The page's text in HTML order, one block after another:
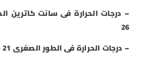
26
– درجات الحرارة فى الطور الصغرى 21 والعظمى 30